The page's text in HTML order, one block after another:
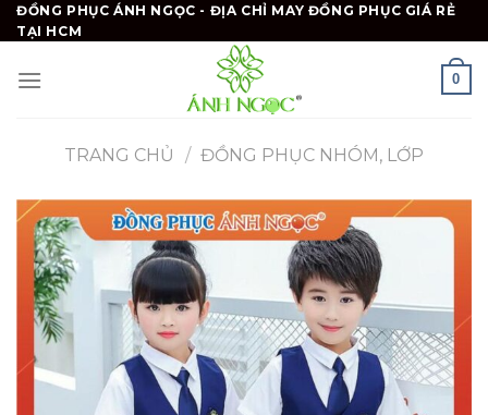
Skip
to
ĐỒNG PHỤC ÁNH NGỌC - ĐỊA CHỈ MAY ĐỒNG PHỤC GIÁ RẺ
TẠI HCM
0
TRANG CHỦ / ĐỒNG PHỤC NHÓM, LỚP